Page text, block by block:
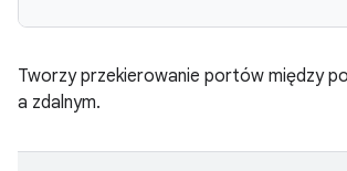
Tworzy przekierowanie portów między
a zdalnym.